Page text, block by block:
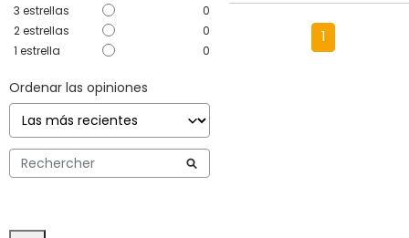
3 estrellas
0
2estrellas
0
1 estrella 0
Ordenar las opiniones
1